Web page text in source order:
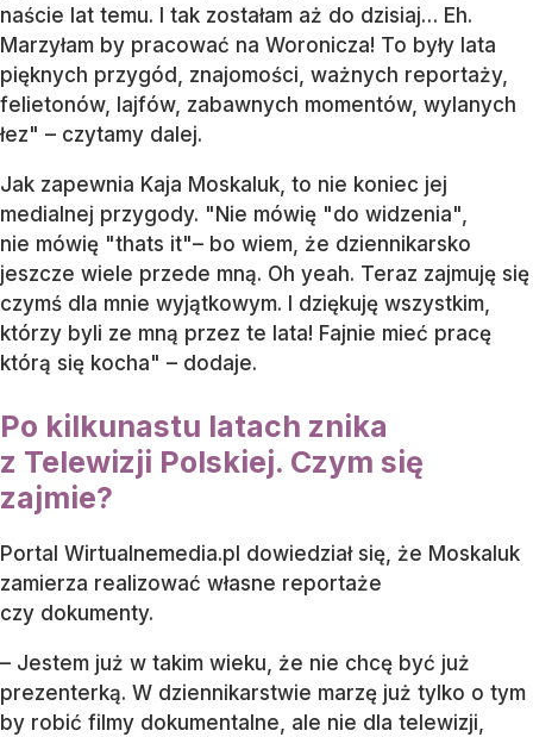
naście lat temu. I tak zostałam aż do dzisiaj… Eh.
Marzyłam by pracować na Woronicza! To były lata
pięknych przygód, znajomości, ważnych reportaży,
felietonów, lajfów, zabawnych momentów, wylanych
łez" – czytamy dalej.
Jak zapewnia Kaja Moskaluk, to nie koniec jej
medialnej przygody. "Nie mówię "do widzenia",
nie mówię "thats it"– bo wiem, że dziennikarsko
jeszcze wiele przede mną. Oh yeah. Teraz zajmuję się
czymś dla mnie wyjątkowym. I dziękuję wszystkim,
którzy byli ze mną przez te lata! Fajnie mieć pracę
którą się kocha" – dodaje.
Po kilkunastu latach znika
z Telewizji Polskiej. Czym się
zajmie?
Portal Wirtualnemedia.pl dowiedział się, że Moskaluk
zamierza realizować własne reportaże
czy dokumenty.
– Jestem już w takim wieku, że nie chcę być już
prezenterką. W dziennikarstwie marzę już tylko o tym
by robić filmy dokumentalne, ale nie dla telewizji,